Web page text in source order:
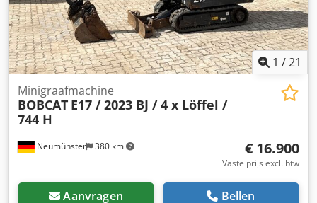
vrijblijvende machineofferte, financiering, inruil en lease-
aankoop van voertuigen van alle soorten aan.----
1 /21
Neumünster 380 km
Minigraafmachine
BOBCAT E17 / 2023 BJ / 4 x Löffel /
744 H
€ 16.900
Vaste prijs excl. btw
Aanvragen Bellen